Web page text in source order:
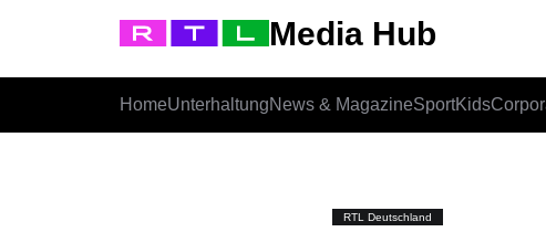
Media Hub
HomeUnterhaltungNews & MagazineSportKids
RTL Deutschland